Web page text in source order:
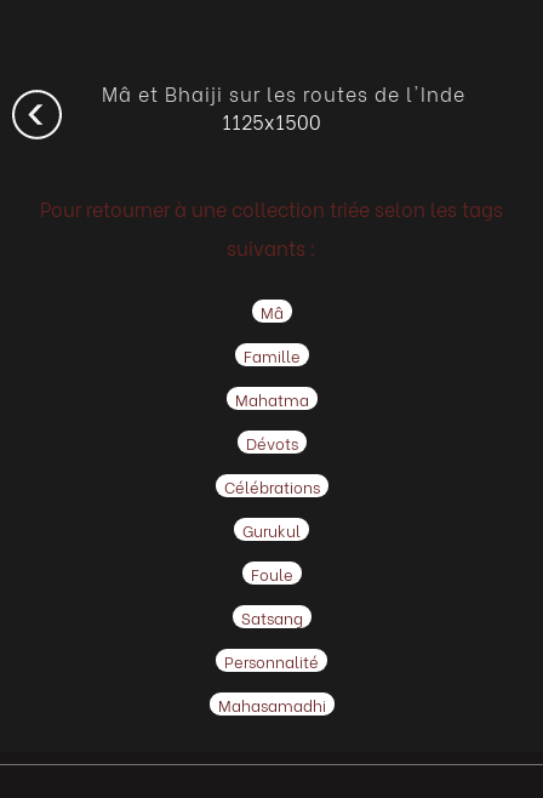
Mâ et Bhaiji sur les routes de l'Inde
1125x1500
Pour retourner à une collection triée selon les tags
suivants :
Mâ
Famille
Mahatma
Dévots
Célébrations
Gurukul
Foule
Satsang
Personnalité
Mahasamadhi